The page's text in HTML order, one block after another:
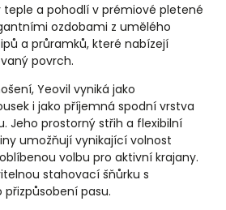
teple a pohodlí v prémiové pletené
ozdobami z umělého
a průramků, které nabízejí
povrch.
Yeovil vyniká jako
i jako příjemná spodní vrstva
Jeho prostorný střih a flexibilní
umožňují vynikající volnost
volbu pro aktivní krajany.
stahovací šňůrku s
pasu.